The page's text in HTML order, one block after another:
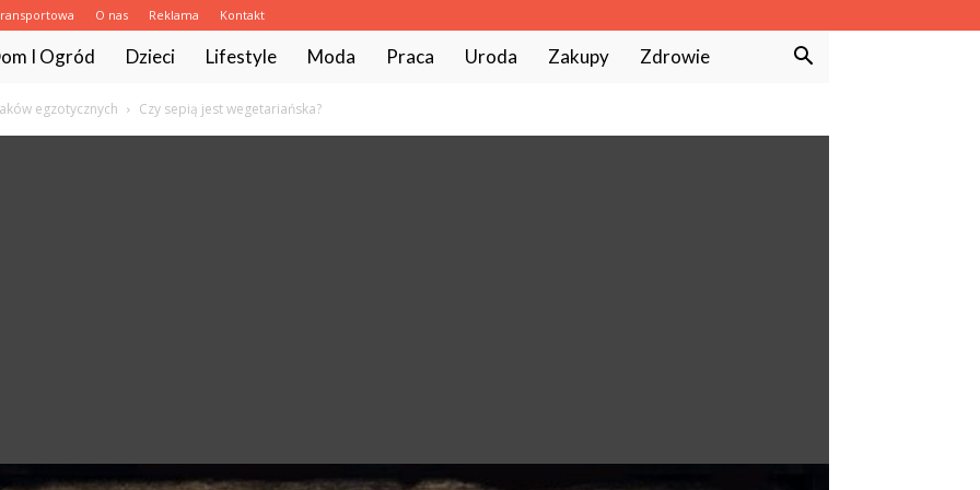
O nas Reklama Kontakt
I Ogród Dzieci Lifestyle Moda Praca Uroda Zakupy Zdrowie
egzotycznych Czy sepią jest wegetariańska?